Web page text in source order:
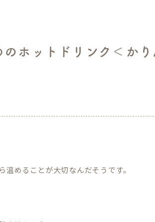
のホットドリンク＜か
めることが大切なんだそうです。